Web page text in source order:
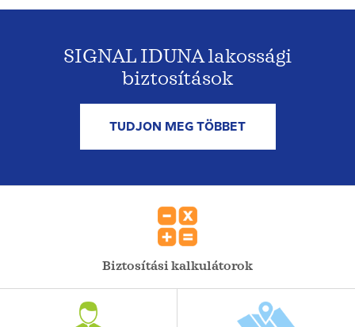
SIGNAL IDUNA lakossági
biztosítások
TUDJON MEG TÖBBET
Biztosítási kalkulátorok